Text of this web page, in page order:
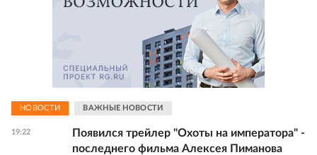
НОВОСТИ ВАЖНЫЕ НОВОСТИ
19:22
Появился трейлер "Охоты на императора" -
последнего фильма Алексея Пиманова